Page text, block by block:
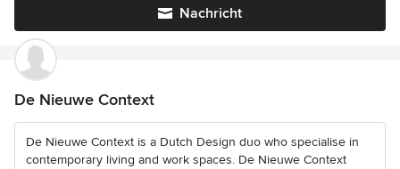
Nachricht
De Nieuwe Context
De Nieuwe Context is a Dutch Design duo who specialise in
contemporary living and work spaces. De Nieuwe Context